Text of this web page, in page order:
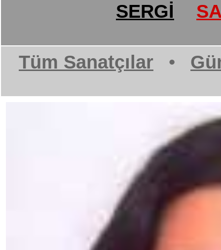
SERGİ
Tüm Sanatçılar •